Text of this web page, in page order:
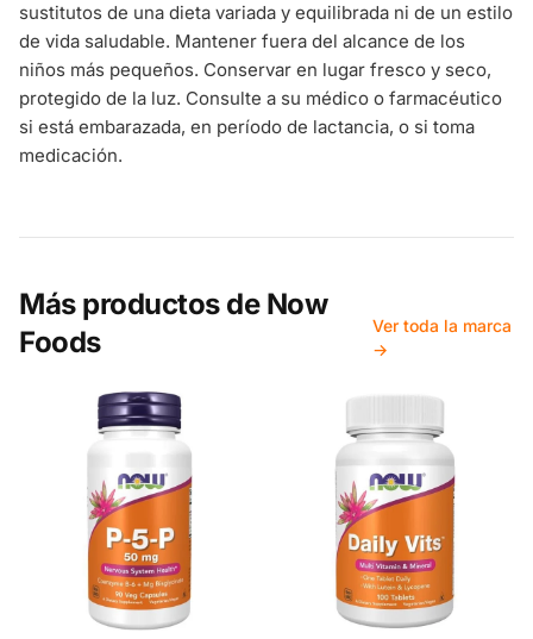
sustitutos de una dieta variada y equilibrada ni de un estilo
de vida saludable. Mantener fuera del alcance de los
niños más pequeños. Conservar en lugar fresco y seco,
protegido de la luz. Consulte a su médico o farmacéutico
si está embarazada, en período de lactancia, o si toma
medicación.
Más productos de Now
Foods
Ver toda la marca
→